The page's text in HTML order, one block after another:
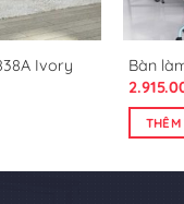
Ivory
Bàn